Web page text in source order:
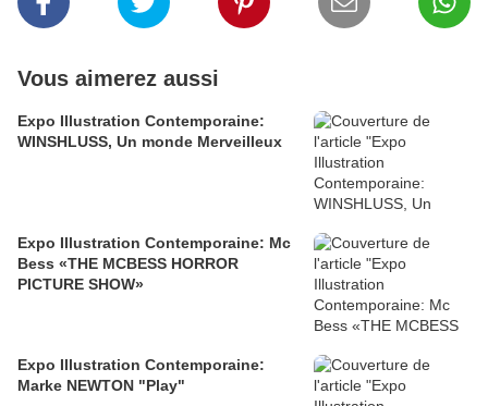
Vous aimerez aussi
Expo Illustration Contemporaine:
WINSHLUSS, Un monde Merveilleux
Expo Illustration Contemporaine: Mc
Bess «THE MCBESS HORROR
PICTURE SHOW»
Expo Illustration Contemporaine:
Marke NEWTON "Play"